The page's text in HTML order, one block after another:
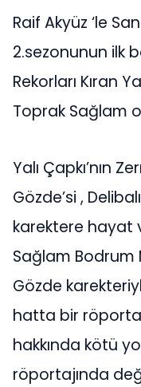
Raif Akyüz ‘le
2.sezonunun ilk
Rekorları Kıran
Toprak Sağlam
Yalı Çapkı’nın
Gözde’si ,
karektere hayat
Sağlam Bodrum
Gözde
hatta bir
hakkında kötü
röportajında